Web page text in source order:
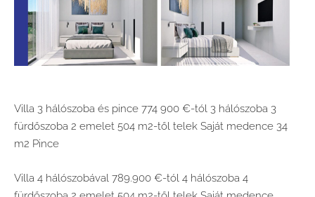
Villa 3 hálószoba és pince 774 900 €-tól 3 hálószoba 3
fürdőszoba 2 emelet 504 m2-től telek Saját medence 34
m2 Pince
Villa 4 hálószobával 789.900 €-tól 4 hálószoba 4